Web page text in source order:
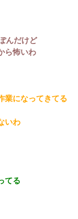
んだけど
ら怖いわ
業になってきてる
いわ
てる